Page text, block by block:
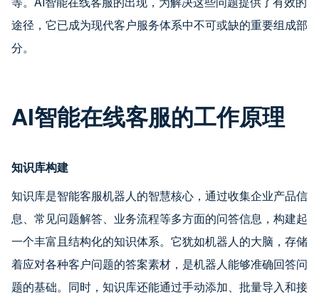
途径，它已成为现代客户服务体系中不可或缺的重要组成部
分。
AI智能在线客服的工作原理
知识库构建
知识库是智能客服机器人的智慧核心，通过收集企业产品信
息、常见问题解答、业务流程等多方面的问答信息，构建起
一个丰富且结构化的知识体系。它犹如机器人的大脑，存储
着应对各种客户问题的答案素材，是机器人能够准确回答问
题的基础。同时，知识库还能通过手动添加、批量导入和接